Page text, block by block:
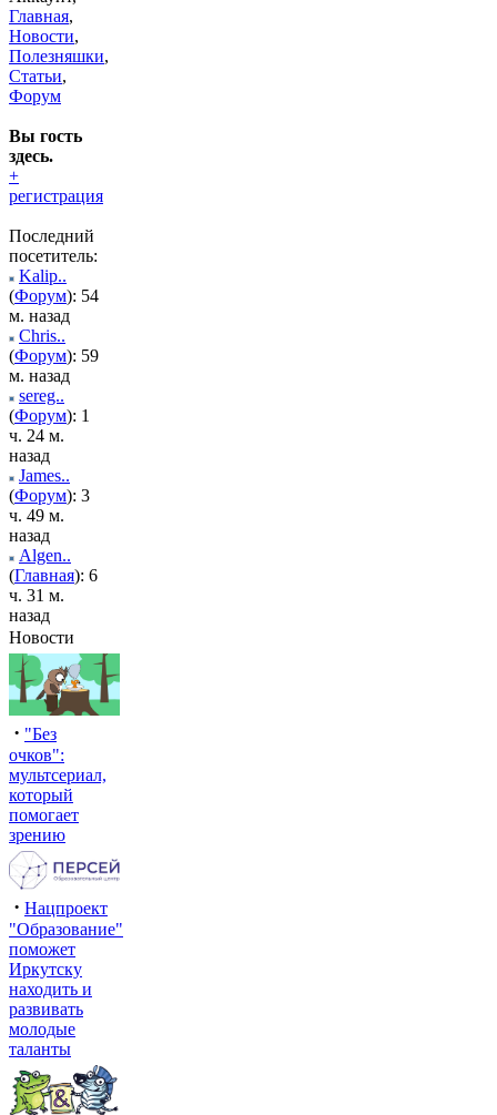
Главная,
Новости,
Полезняшки,
Статьи,
Форум
Вы гость
здесь.
+
регистрация
Последний
посетитель:
Kalip..
(Форум): 54
м. назад
Chris..
(Форум): 59
м. назад
sereg..
(Форум): 1
ч. 24 м.
назад
James..
(Форум): 3
ч. 49 м.
назад
Algen..
(Главная): 6
ч. 31 м.
назад
Новости
· "Без
очков":
мультсериал,
который
помогает
зрению
· Нацпроект
"Образование"
поможет
Иркутску
находить и
развивать
молодые
таланты